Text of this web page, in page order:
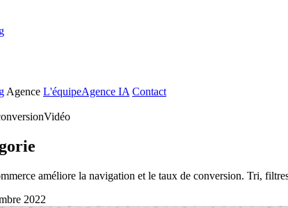
Agence L'équipeAgence IA Contact
Vidéo
améliore la navigation et le taux de conversion. Tri,
2022